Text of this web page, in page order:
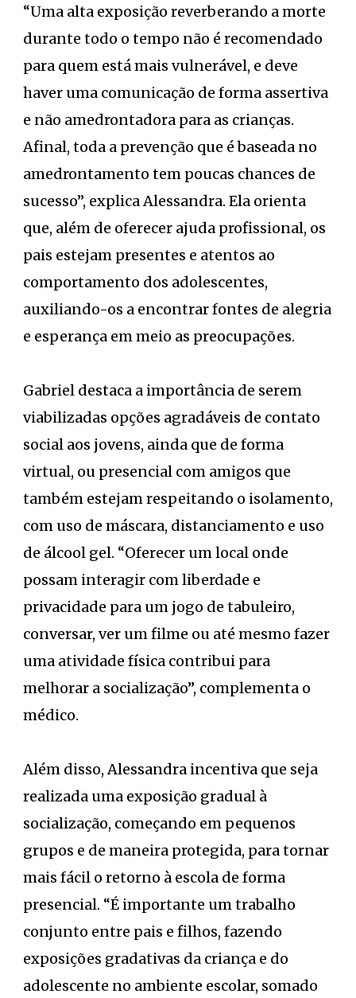
“Uma alta exposição reverberando a morte
durante todo o tempo não é recomendado
para quem está mais vulnerável, e deve
haver uma comunicação de forma assertiva
e não amedrontadora para as crianças.
Afinal, toda a prevenção que é baseada no
amedrontamento tem poucas chances de
sucesso”, explica Alessandra. Ela orienta
que, além de oferecer ajuda profissional, os
pais estejam presentes e atentos ao
comportamento dos adolescentes,
auxiliando-os a encontrar fontes de alegria
e esperança em meio as preocupações.
Gabriel destaca a importância de serem
viabilizadas opções agradáveis de contato
social aos jovens, ainda que de forma
virtual, ou presencial com amigos que
também estejam respeitando o isolamento,
com uso de máscara, distanciamento e uso
de álcool gel. “Oferecer um local onde
possam interagir com liberdade e
privacidade para um jogo de tabuleiro,
conversar, ver um filme ou até mesmo fazer
uma atividade física contribui para
melhorar a socialização”, complementa o
médico.
Além disso, Alessandra incentiva que seja
realizada uma exposição gradual à
socialização, começando em pequenos
grupos e de maneira protegida, para tornar
mais fácil o retorno à escola de forma
presencial. “É importante um trabalho
conjunto entre pais e filhos, fazendo
exposições gradativas da criança e do
adolescente no ambiente escolar, somado